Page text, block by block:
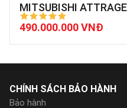
MITSUBISHI
490.000.000 VNĐ
CHÍNH SÁCH BẢO HÀNH
Bảo hành